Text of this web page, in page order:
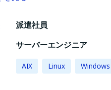
派遣社員
サーバーエンジニア
AIX Linux